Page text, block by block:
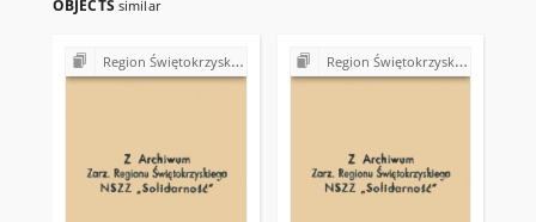
OBJECTS similar
Region Świętokrzyski NSZZ "Solidarność". Delegatura Starachowice Region Świętokrzyski NSZZ "Solidarność". Delegatura Starachowice